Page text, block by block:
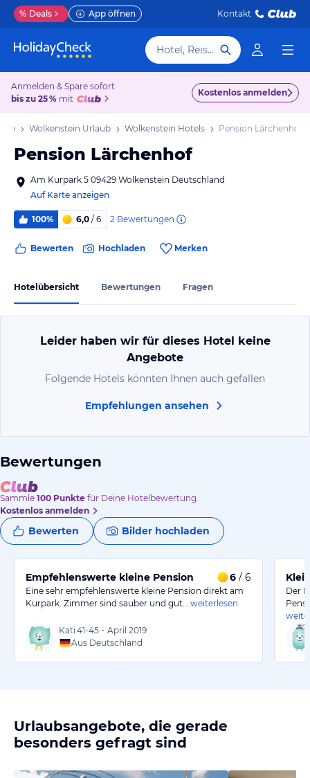
% Deals App öffnen Kontakt
Hotel, Reiseziel
Anmelden & Spare sofort
bis zu 25 % mit
Kostenlos anmelden
Wolkenstein Urlaub Wolkenstein Hotels Pension Lärchenhof
Pension Lärchenhof
Am Kurpark 5 09429 Wolkenstein Deutschland
Auf Karte anzeigen
100% 6,0 / 6 2 Bewertungen
Bewerten Hochladen Merken
Hotelübersicht Bewertungen Fragen
Leider haben wir für dieses Hotel keine
Angebote
Folgende Hotels könnten Ihnen auch gefallen
Empfehlungen ansehen
Bewertungen
Sammle 100 Punkte für Deine Hotelbewertung.
Kostenlos anmelden
Bewerten Bilder hochladen
Empfehlenswerte kleine Pension 6 / 6
Eine sehr empfehlenswerte kleine Pension direkt am
Kurpark. Zimmer sind sauber und gut…
weiterlesen
Kati 41-45 • April 2019
Aus Deutschland
Der
Urlaubsangebote, die gerade
besonders gefragt sind